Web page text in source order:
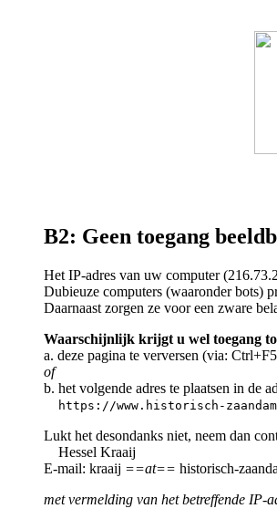
B2: Geen toegang
Het IP-adres van uw computer
Dubieuze computers (waaronder bots)
Daarnaast zorgen ze voor een zware
Waarschijnlijk krijgt u wel toegang
a. deze pagina te verversen (via: Ctrl+F5
of
b. het volgende adres te plaatsen in de
https://www.historisch-
Lukt het desondanks niet, neem dan
Hessel Kraaij
E-mail: kraaij ==at== historisch-
met vermelding van het betreffende IP-